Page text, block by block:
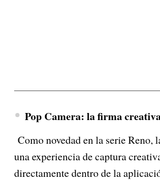
Pop Camera: la firma
Como novedad en la serie Reno,
una experiencia de captura
directamente dentro de la